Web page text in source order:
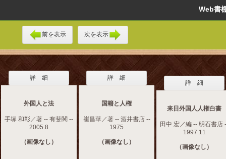
Web
前を表示 次を表示
詳 細
外国人と法
手塚 和彰／著 -- 有斐閣 --
2005.8
（画像なし）
詳 細
国籍と人権
崔昌華／著 -- 酒井書店 --
1975
（画像なし）
詳 細
来日外国人人権白書
田中 宏／編 -- 明石書店
1997.11
（画像なし）